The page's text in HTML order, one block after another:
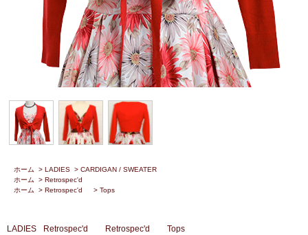
ホーム > LADIES > CARDIGAN / SWEATER
ホーム
> Retrospec'd
ホーム
> Retrospec'd > Tops
LADIES Retrospec'd Retrospec'd Tops